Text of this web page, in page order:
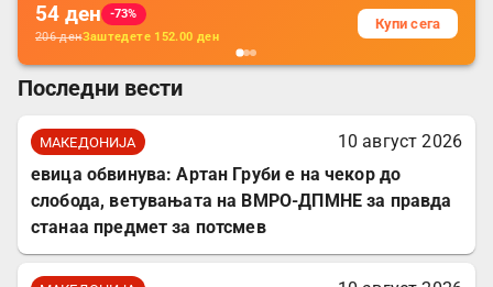
54 ден
-73%
206денЗаштедете 152.00 ден
Купи сега
Последни вести
МАКЕДОНИЈА
10 август 2026
евица обвинува: Артан Груби е на чекор до
слобода, ветувањата на ВМРО-ДПМНЕ за правда
станаа предмет за потсмев